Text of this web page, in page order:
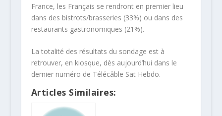
France, les Français se rendront en premier lieu
dans des bistrots/brasseries (33%) ou dans des
restaurants gastronomiques (21%).
La totalité des résultats du sondage est à
retrouver, en kiosque, dès aujourd’hui dans le
dernier numéro de Télécâble Sat Hebdo.
Articles Similaires: